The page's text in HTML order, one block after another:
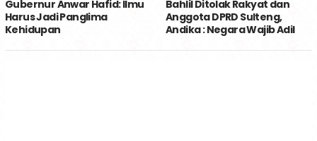
Gubernur Anwar Hafid: Ilmu
Harus Jadi Panglima
Kehidupan
Bahlil Ditolak Rakyat dan
Anggota DPRD Sulteng,
Andika : Negara Wajib Adil